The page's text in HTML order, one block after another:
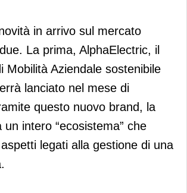
in arrivo sul mercato
La prima, AlphaElectric, il
Mobilità Aziendale sostenibile
lanciato nel mese di
questo nuovo brand, la
intero “ecosistema” che
legati alla gestione di una